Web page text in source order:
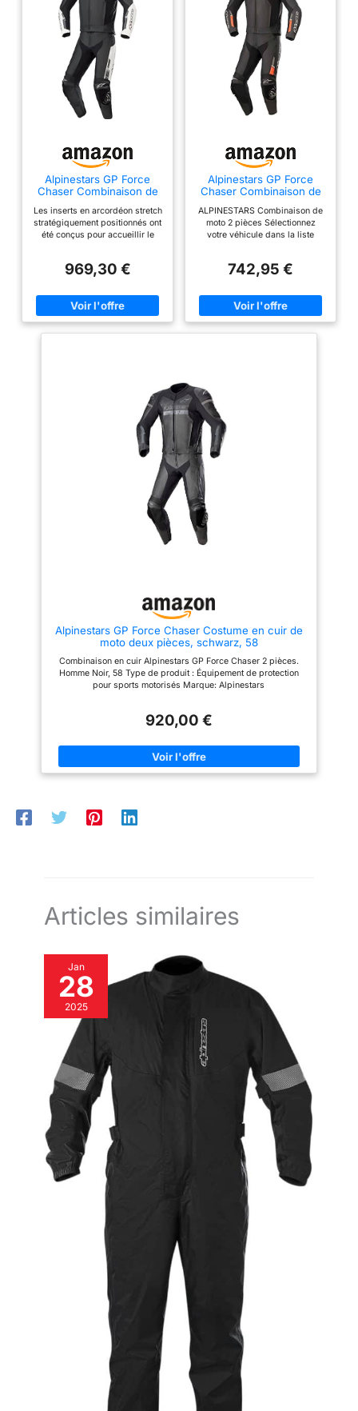
Alpinestars GP Force
Chaser Combinaison de
S/W, 50
Les inserts en arcordéon stretch
stratégiquement positionnés ont
été conçus pour accueillir le
raccordement Protections GP au
épaules et des genoux pour une
protection efficace contre les
chocs.
969,30 €
Alpinestars GP Force
Chaser Combinaison de
Protections 2 pièces
Noir/Rouge 58 Homme
Athlète été
ALPINESTARS Combinaison de
moto 2 pièces Sélectionnez
votre véhicule dans la liste
742,95 €
Alpinestars GP Force Chaser Costume en cuir de
moto deux pièces, schwarz, 58
Combinaison en cuir Alpinestars GP Force Chaser 2 pièces.
Homme Noir, 58 Type de produit : Équipement de protection
pour sports motorisés Marque: Alpinestars
920,00 €
Articles similaires
Jan
28
2025